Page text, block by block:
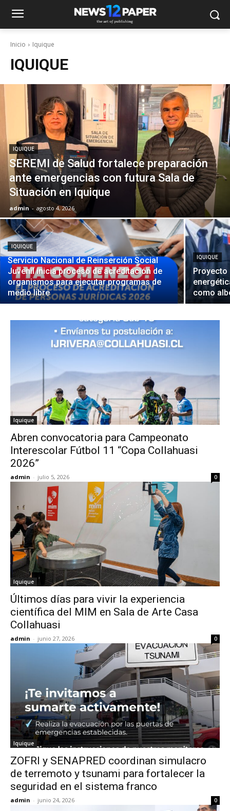
Inicio Iquique
IQUIQUE
IQUIQUE
SEREMI de Salud fortalece preparación
ante emergencias con futura Sala de
Situación en Iquique
admin - agosto 4, 2026
IQUIQUE
Servicio Nacional de Reinserción Social
Juvenil inicia proceso de acreditación de
organismos para ejecutar programas de
medio libre
IQUIQUE
como
Iquique
Abren convocatoria para Campeonato
Interescolar Fútbol 11 “Copa Collahuasi
2026”
admin - julio 5, 2026 0
Iquique
Últimos días para vivir la experiencia
científica del MIM en Sala de Arte Casa
Collahuasi
admin - junio 27, 2026 0
Iquique
ZOFRI y SENAPRED coordinan simulacro
de terremoto y tsunami para fortalecer la
seguridad en el sistema franco
admin - junio 24, 2026 0